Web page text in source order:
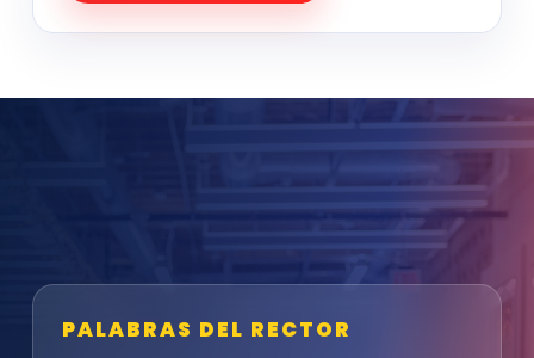
PALABRAS DEL RECTOR